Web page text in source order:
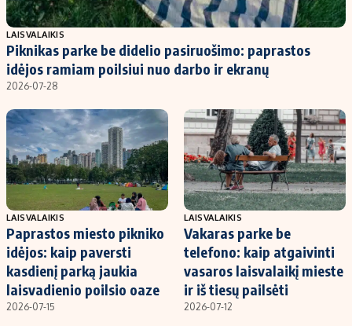
Populiarios temos
Investavimas
Akcijų rinka
Saulės elektrinės
Kriptovaliutos
Infliacija
Migracija
Titulinis
Nedarbo išmokos skaičiuoklė
Indėlių skaičiuoklė
Būsto finansai
Įdomios naujienos
Redakcija
Apie mus
Redakcijos politika
Privatumo politika
LAISVALAIKIS
Piknikas parke be didelio pasiruošimo: paprastos
idėjos ramiam poilsiui nuo darbo ir ekranų
2026-07-28
LAISVALAIKIS
Paprastos miesto pikniko
idėjos: kaip paversti
kasdienį parką jaukia
laisvadienio poilsio oaze
2026-07-15
LAISVALAIKIS
Vakaras parke be
telefono: kaip atgaivinti
vasaros laisvalaikį mieste
ir iš tiesų pailsėti
2026-07-12